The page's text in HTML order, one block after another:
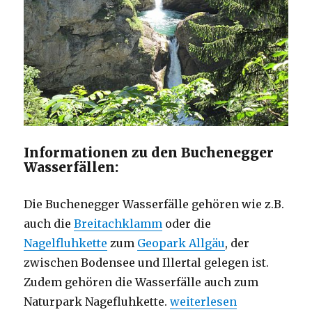
Informationen zu den Buchenegger
Wasserfällen:
Die Buchenegger Wasserfälle gehören wie z.B.
auch dieBreitachklamm oder die
Nagelfluhkette zum Geopark Allgäu, der
zwischen Bodensee und Illertal gelegen ist.
Zudem gehören die Wasserfälle auch zum
Naturpark Nagefluhkette.„Buchenegger
weiterlesen